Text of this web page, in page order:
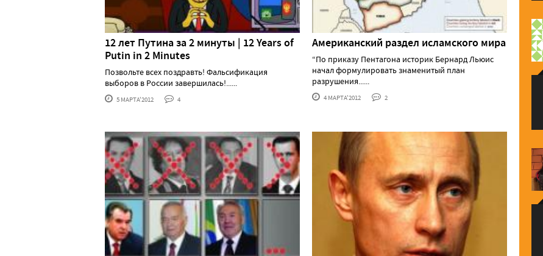
12 лет Путина за 2 минуты | 12 Years of
Putin in 2 Minutes
Позвольте всех поздравть! Фальсификация
выборов в России завершилась!......
5 МАРТА'2012 4
Американский раздел исламского мира
“По приказу Пентагона историк Бернард Льюис
начал формулировать знаменитый план
разрушения......
4 МАРТА'2012 2